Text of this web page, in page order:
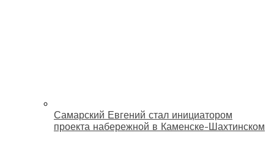
Самарский Евгений стал инициатором
проекта набережной в Каменске-Шахтинском